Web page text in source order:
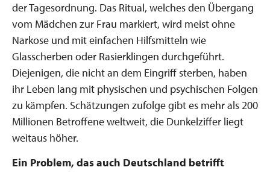
der Tagesordnung. Das Ritual, welches den Übergang
vom Mädchen zur Frau markiert, wird meist ohne
Narkose und mit einfachen Hilfsmitteln wie
Glasscherben oder Rasierklingen durchgeführt.
Diejenigen, die nicht an dem Eingriff sterben, haben
ihr Leben lang mit physischen und psychischen Folgen
zu kämpfen. Schätzungen zufolge gibt es mehr als 200
Millionen Betroffene weltweit, die Dunkelziffer liegt
weitaus höher.
Ein Problem, das auch Deutschland betrifft